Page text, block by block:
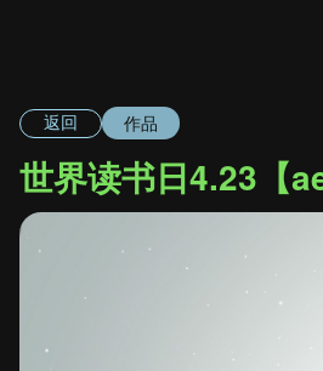
返回 作品
世界读书日4.23【